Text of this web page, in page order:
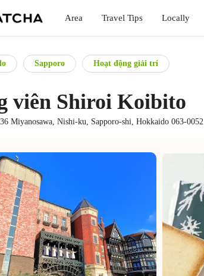
Area Travel Tips Locally
Sapporo Hoạt động giải trí
viên Shiroi Koibito
Miyanosawa, Nishi-ku, Sapporo-shi, Hokkaido 063-0052